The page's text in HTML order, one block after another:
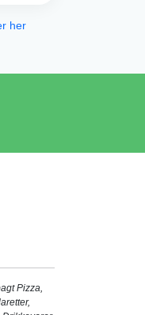
her
Pizza,
,